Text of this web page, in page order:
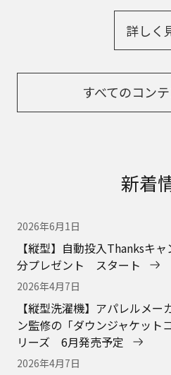
詳しく
すべてのコン
新着
2026年6月1日
【縦型】自動投入Thanksキ
分プレゼント スタート
2026年4月7日
【縦型洗濯機】アパレルメ
ン監修の「ダウンジャケット
リーズ 6月発売予定
2026年4月7日